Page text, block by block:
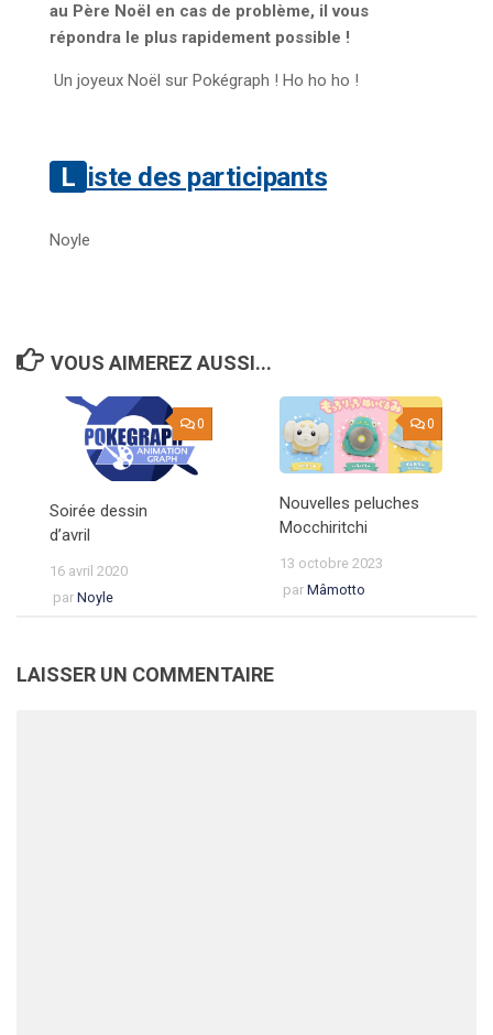
au Père Noël en cas de problème, il vous
répondra le plus rapidement possible !
Un joyeux Noël sur Pokégraph ! Ho ho ho !
Liste des participants
Noyle
VOUS AIMEREZ AUSSI...
0
Soirée dessin
d’avril
16 avril 2020
par Noyle
0
Nouvelles peluches
Mocchiritchi
13 octobre 2023
par Mâmotto
LAISSER UN COMMENTAIRE